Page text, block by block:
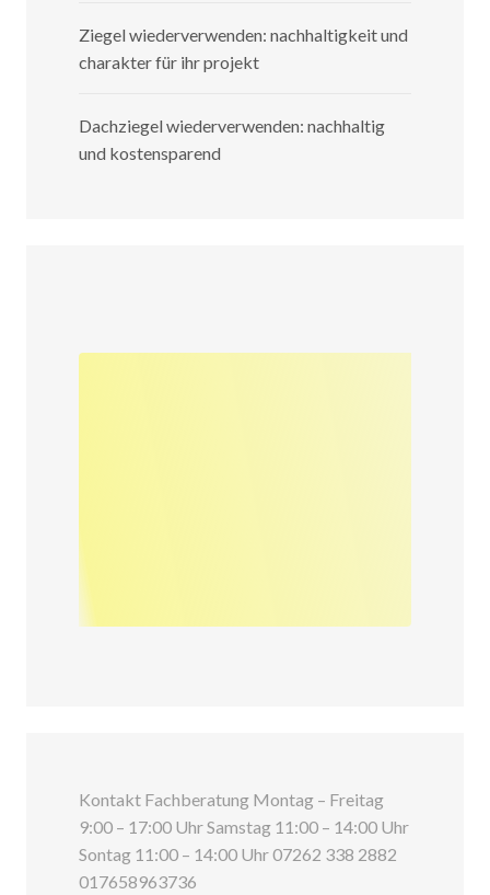
Ziegel wiederverwenden: nachhaltigkeit und
charakter für ihr projekt
Dachziegel wiederverwenden: nachhaltig
und kostensparend
Kontakt Fachberatung Montag – Freitag
9:00 – 17:00 Uhr Samstag 11:00 – 14:00 Uhr
Sontag 11:00 – 14:00 Uhr 07262 338 2882
017658963736